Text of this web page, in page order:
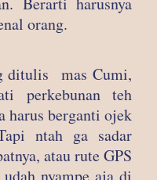
orang.
ditulis mas Cumi,
perkebunan teh
harus berganti ojek
ntah ga sadar
atau rute GPS
nyampe aja di